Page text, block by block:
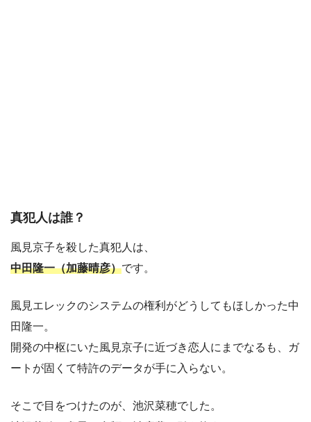
真犯人は誰？
風見京子を殺した真犯人は、
中田隆一（加藤晴彦）です。
風見エレックのシステムの権利がどうしてもほしかった中
田隆一。
開発の中枢にいた風見京子に近づき恋人にまでなるも、ガ
ートが固くて特許のデータが手に入らない。
そこで目をつけたのが、池沢菜穂でした。